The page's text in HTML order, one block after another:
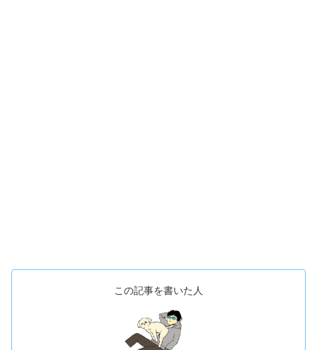
この記事を書いた人